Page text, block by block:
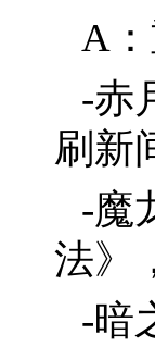
A
-赤
刷新
-魔
法》
-暗